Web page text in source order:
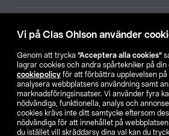
Vi på Clas Ohlson använder
Genom att trycka ”Acceptera alla cookies”
lagrar cookies och andra spårtekniker på din
cookiepolicy för att förbättra upplevelsen på
analysera webbplatsens användning samt
marknadsföringsinsatser. Vi använder fyra
nödvändiga, funktionella, analys och
cookies krävs inte ditt samtycke eftersom
nödvändiga för att innehållet på
du istället vill skräddarsy dina val kan du
Hitta butik
SE NO FI